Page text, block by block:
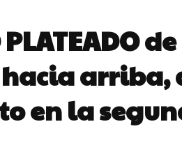
de
arriba,
en la